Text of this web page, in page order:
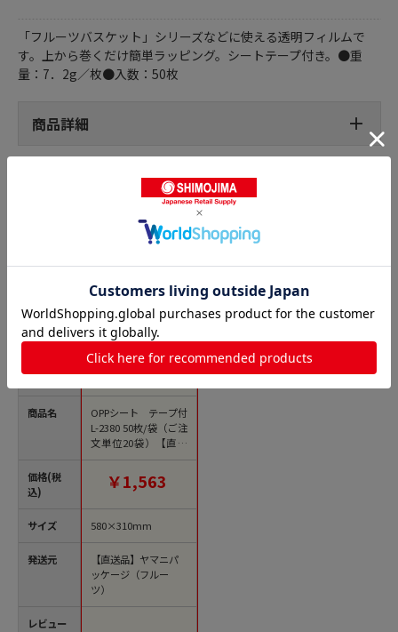
「フルーツバスケット」シリーズなどに使える透明フィルムで
す。上から巻くだけ簡単ラッピング。シートテープ付き。●重
量：7．2g／枚●入数：50枚
商品詳細
いちごフィルム・フルーツパックフィルムの人気商品と
商品名
価格(税
込)
サイズ
発送元
レビュー
OPPシート テープ付
L-2380 50枚/袋（ご注
文単位20袋）【直送
品】
￥1,563
580×310mm
【直送品】ヤマニパ
ッケージ（フルー
ツ）